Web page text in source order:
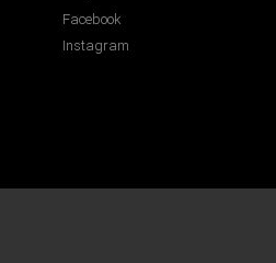
Facebook
Instagram